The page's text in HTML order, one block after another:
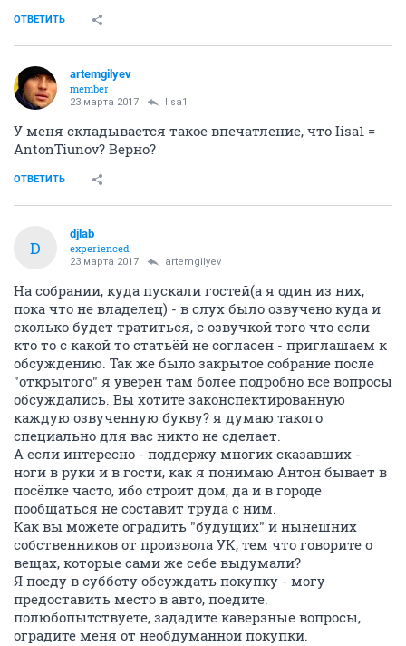
ОТВЕТИТЬ
artemgilyev
member
23 марта 2017 lisa1
У меня складывается такое впечатление, что Iisa1 =
AntonTiunov? Верно?
ОТВЕТИТЬ
D
djlab
experienced
23 марта 2017 artemgilyev
На собрании, куда пускали гостей(а я один из них,
пока что не владелец) - в слух было озвучено куда и
сколько будет тратиться, с озвучкой того что если
кто то с какой то статьёй не согласен - приглашаем к
обсуждению. Так же было закрытое собрание после
"открытого" я уверен там более подробно все вопросы
обсуждались. Вы хотите законспектированную
каждую озвученную букву? я думаю такого
специально для вас никто не сделает.
А если интересно - поддержу многих сказавших -
ноги в руки и в гости, как я понимаю Антон бывает в
посёлке часто, ибо строит дом, да и в городе
пообщаться не составит труда с ним.
Как вы можете оградить "будущих" и нынешних
собственников от произвола УК, тем что говорите о
вещах, которые сами же себе выдумали?
Я поеду в субботу обсуждать покупку - могу
предоставить место в авто, поедите.
полюбопытствуете, зададите каверзные вопросы,
оградите меня от необдуманной покупки.